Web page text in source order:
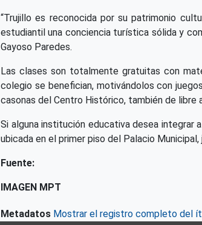
“Trujillo es reconocida por su patrimonio
estudiantil una conciencia turística sólida y
Gayoso Paredes.
Las clases son totalmente gratuitas con
colegio se benefician, motivándolos con
casonas del Centro Histórico, también de libre
Si alguna institución educativa desea integrar
ubicada en el primer piso del Palacio Municipal,
Fuente:
IMAGEN MPT
Metadatos Mostrar el registro completo del